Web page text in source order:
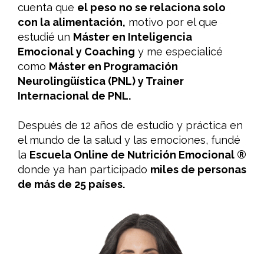
cuenta que el peso no se relaciona solo
con la alimentación, motivo por el que
estudié un Máster en Inteligencia
Emocional y Coaching y me especialicé
como Máster en Programación
Neurolingüística (PNL) y Trainer
Internacional de PNL.
Después de 12 años de estudio y práctica en
el mundo de la salud y las emociones, fundé
la Escuela Online de Nutrición Emocional ®
donde ya han participado miles de personas
de más de 25 países.